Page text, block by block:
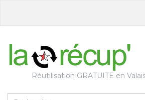
Réutilisation GRATUITE en